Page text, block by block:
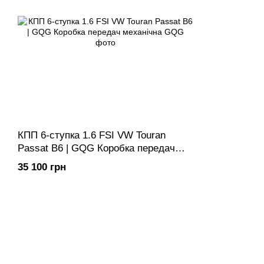
КПП 6-ступка 1.6 FSI VW Touran
Passat B6 | GQG Коробка передач
механічна
35 100 грн